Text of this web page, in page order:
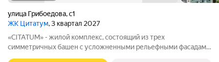
улица Грибоедова,с1
ЖК Цитатум, 3 квартал 2027
«CITATUM» - жилой комплекс, состоящий из трех
симметричных башен с усложненными рельефными фасадами